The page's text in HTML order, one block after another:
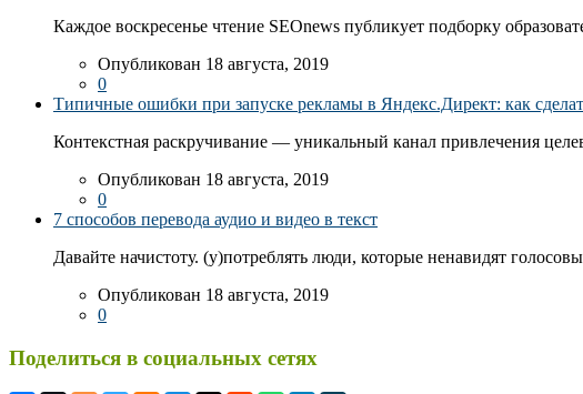
Каждое воскресенье чтение SEOnews публикует подборку
Опубликован 18 августа, 2019
0
Типичные ошибки при запуске рекламы в Яндекс.Директ: как
Контекстная раскручивание — уникальный канал привлечения
Опубликован 18 августа, 2019
0
7 способов перевода аудио и видео в текст
Давайте начистоту. (у)потреблять люди, которые ненавидят
Опубликован 18 августа, 2019
0
Поделиться в социальных сетях